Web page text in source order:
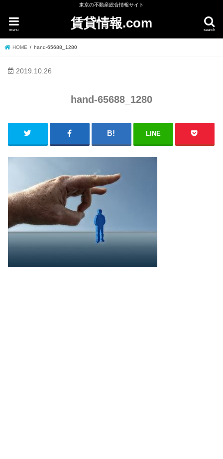
東京の不動産総合情報サイト
賃貸情報.com search
menu
HOME hand-65688_1280
2019.10.26
hand-65688_1280
LINE